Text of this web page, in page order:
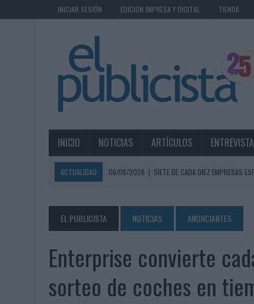
INICIAR SESIÓN EDICIÓN IMPRESA Y DIGITAL TIENDA
INICIO NOTICIAS ARTÍCULOS
ACTUALIDAD 06/08/2026 | SIETE DE CADA DIEZ EMPRESAS
06/08/2026 | EL USO DE LA IA GENERATIVA ALCANZA YA AL 62%
06/08/2026
SYSTEM1 NOMBRA A KIMBERLY BASTONI COMO
06/08/2026
FRIGO Y UNIQLO LANZAN UNA COLECCIÓN
06/08/2026
LA IA ESTÁ SUBIENDO EL LISTÓN DE LA CREATIVIDAD
EL PUBLICISTA NOTICIAS ANUNCIANTES
Enterprise convierte
sorteo de coches en